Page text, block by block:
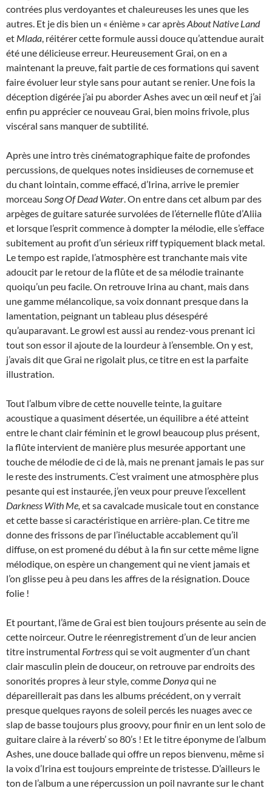
contrées plus verdoyantes et chaleureuses les unes que les
autres. Et je dis bien un « énième » car aprèsAbout Native Land
et Mlada, réitérer cette formule aussi douce qu’attendue aurait
été une délicieuse erreur. Heureusement Grai, on en a
maintenant la preuve, fait partie de ces formations qui savent
faire évoluer leur style sans pour autant se renier. Une fois la
déception digérée j’ai pu aborder Ashes avec un œil neuf et j’ai
enfin pu apprécier ce nouveau Grai, bien moins frivole, plus
viscéral sans manquer de subtilité.
Après une intro très cinématographique faite de profondes
percussions, de quelques notes insidieuses de cornemuse et
du chant lointain, comme effacé, d’Irina, arrive le premier
morceau Song Of Dead Water. On entre dans cet album par des
arpèges de guitare saturée survolées de l’éternelle flûte d’Aliia
et lorsque l’esprit commence à dompter la mélodie, elle s’efface
subitement au profit d’un sérieux riff typiquement black metal.
Le tempo est rapide, l’atmosphère est tranchante mais vite
adoucit par le retour de la flûte et de sa mélodie trainante
quoiqu’un peu facile. On retrouve Irina au chant, mais dans
une gamme mélancolique, sa voix donnant presque dans la
lamentation, peignant un tableau plus désespéré
qu’auparavant. Le growl est aussi au rendez-vous prenant ici
tout son essor il ajoute de la lourdeur à l’ensemble. On y est,
j’avais dit que Grai ne rigolait plus, ce titre en est la parfaite
illustration.
Tout l’album vibre de cette nouvelle teinte, la guitare
acoustique a quasiment désertée, un équilibre a été atteint
entre le chant clair féminin et le growl beaucoup plus présent,
la flûte intervient de manière plus mesurée apportant une
touche de mélodie de ci de là, mais ne prenant jamais le pas sur
le reste des instruments. C’est vraiment une atmosphère plus
pesante qui est instaurée, j’en veux pour preuve l’excellent
Darkness With Me, et sa cavalcade musicale tout en constance
et cette basse si caractéristique en arrière-plan. Ce titre me
donne des frissons de par l’inéluctable accablement qu’il
diffuse, on est promené du début à la fin sur cette même ligne
mélodique, on espère un changement qui ne vient jamais et
l’on glisse peu à peu dans les affres de la résignation. Douce
folie !
Et pourtant, l’âme de Grai est bien toujours présente au sein de
cette noirceur. Outre le réenregistrement d’un de leur ancien
titre instrumental Fortressqui se voit augmenter d’un chant
clair masculin plein de douceur, on retrouve par endroits des
sonorités propres à leur style, comme Donyaqui ne
dépareillerait pas dans les albums précédent, on y verrait
presque quelques rayons de soleil percés les nuages avec ce
slap de basse toujours plus groovy, pour finir en un lent solo de
guitare claire à la réverb’ so 80’s ! Et le titre éponyme de l’album
Ashes, une douce ballade qui offre un repos bienvenu, même si
la voix d’Irina est toujours empreinte de tristesse. D’ailleurs le
ton de l’album a une répercussion un poil navrante sur le chant